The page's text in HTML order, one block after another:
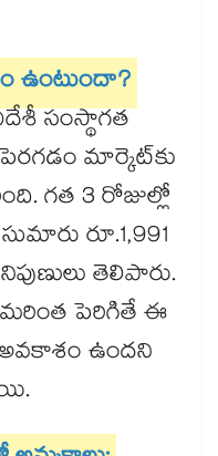
ఉంటుందా?
సంస్థాగత
పెరగడం మార్కెట్‌కు
గత 3 రోజుల్లో
రూ.1,991
నిపుణులు తెలిపారు.
మరింత పెరిగితే ఈ
అవకాశం ఉందని